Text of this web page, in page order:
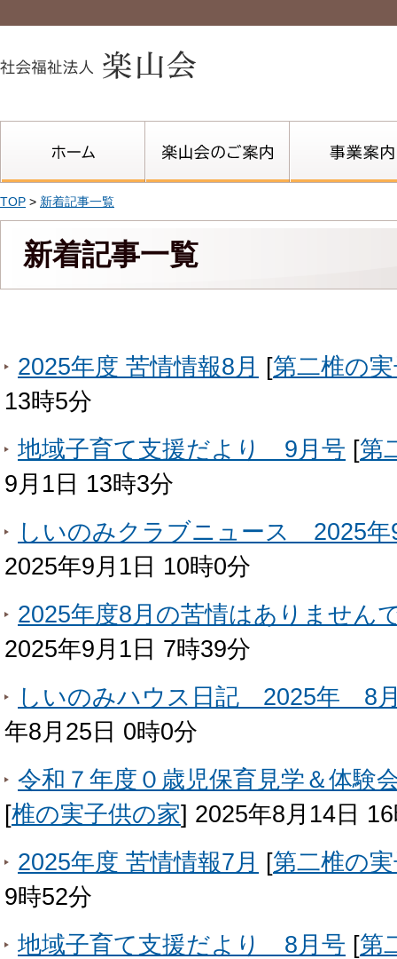
TOP > 新着記事一覧
新着記事一覧
2025年度 苦情情報8月 [第二椎の
13時5分
地域子育て支援だより 9月号 [第
9月1日 13時3分
しいのみクラブニュース 2025年
2025年9月1日 10時0分
2025年度8月の苦情はありません
2025年9月1日 7時39分
しいのみハウス日記 2025年 8
年8月25日 0時0分
令和７年度０歳児保育見学＆体
[椎の実子供の家] 2025年8月14日
2025年度 苦情情報7月
[第二椎の
9時52分
地域子育て支援だより 8月号 [第